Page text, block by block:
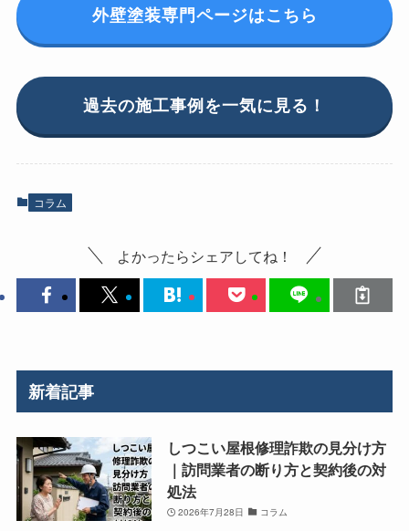
外壁塗装専門ページはこちら
過去の施工事例を一気に見る！
コラム
よかったらシェアしてね！
新着記事
しつこい屋根修理詐欺の見分け方
｜訪問業者の断り方と契約後の対
処法
2026年7月28日 コラム